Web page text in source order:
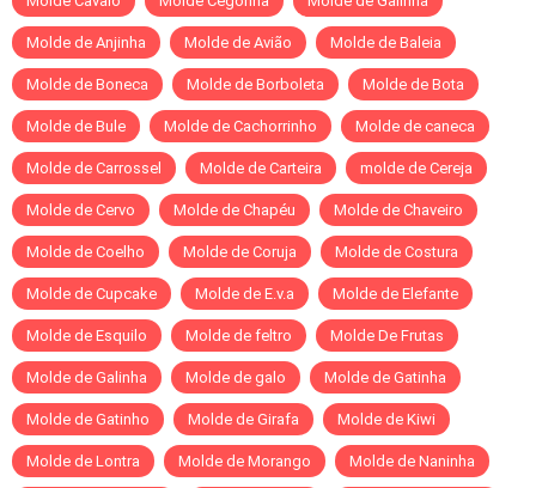
Molde de Anjinha Molde de Avião Molde de Baleia
Molde de Boneca Molde de Borboleta Molde de Bota
Molde de Bule Molde de Cachorrinho Molde de caneca
Molde de Carrossel Molde de Carteira molde de Cereja
Molde de Cervo Molde de Chapéu Molde de Chaveiro
Molde de Coelho Molde de Coruja Molde de Costura
Molde de Cupcake Molde de E.v.a Molde de Elefante
Molde de Esquilo Molde de feltro Molde De Frutas
Molde de Galinha Molde de galo Molde de Gatinha
Molde de Gatinho Molde de Girafa Molde de Kiwi
Molde de Lontra Molde de Morango Molde de Naninha